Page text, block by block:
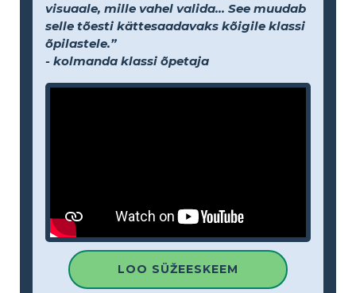
visuaale, mille vahel valida... See muudab
selle tõesti kättesaadavaks kõigile klassi
õpilastele.”
- kolmanda klassi õpetaja
LOO SÜŽEESKEEM